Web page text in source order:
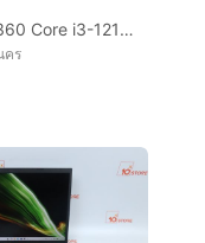
HP PAVILION X360 Core i3-1215U RAM8.512GB
คร